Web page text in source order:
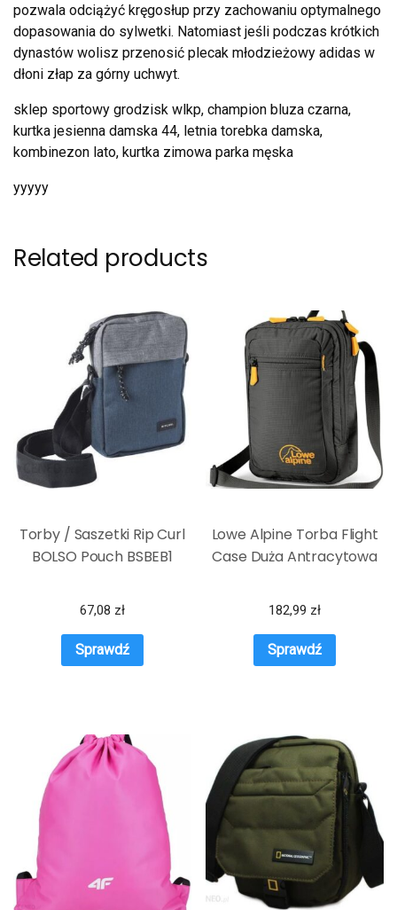
pozwala odciążyć kręgosłup przy zachowaniu optymalnego
dopasowania do sylwetki. Natomiast jeśli podczas krótkich
dynastów wolisz przenosić plecak młodzieżowy adidas w
dłoni złap za górny uchwyt.
sklep sportowy grodzisk wlkp, champion bluza czarna,
kurtka jesienna damska 44, letnia torebka damska,
kombinezon lato, kurtka zimowa parka męska
yyyyy
Related products
Torby / Saszetki Rip Curl
BOLSO Pouch BSBEB1
67,08 zł
Sprawdź
Lowe Alpine Torba Flight
Case Duża Antracytowa
182,99 zł
Sprawdź